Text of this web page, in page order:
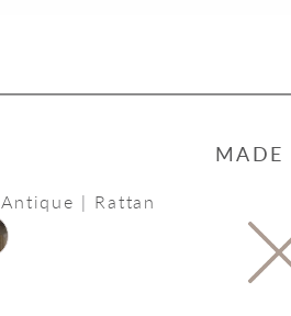
Antique | Rattan
MADE